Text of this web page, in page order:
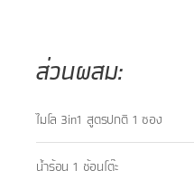
ส่วนผสม:
ไมโล 3in1 สูตรปกติ 1 ซอง
น้ำร้อน 1 ช้อนโต๊ะ